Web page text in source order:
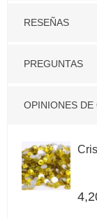
RESEÑAS
PREGUNTAS
OPINIONES DE